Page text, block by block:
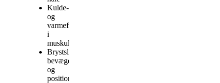
Kulde-
og
varmeforskelle
i
muskulaturen
Brystslyngens
bevægelighed
og
position